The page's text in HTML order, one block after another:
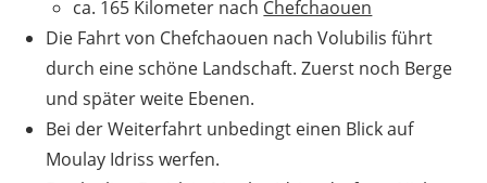
ca. 165 Kilometer nach Chefchaouen
Die Fahrt von Chefchaouen nach Volubilis führt
durch eine schöne Landschaft. Zuerst noch Berge
und später weite Ebenen.
Bei der Weiterfahrt unbedingt einen Blick auf
Moulay Idriss werfen.